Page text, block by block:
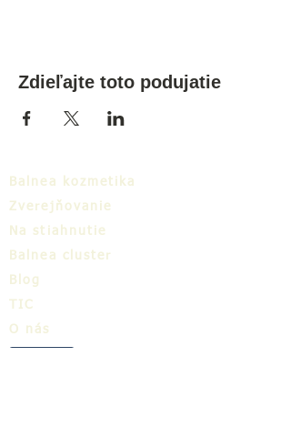
Zdieľajte toto podujatie
Balnea kozmetika
Zverejňovanie
Na stiahnutie
Balnea cluster
Blog
TIC
O nás